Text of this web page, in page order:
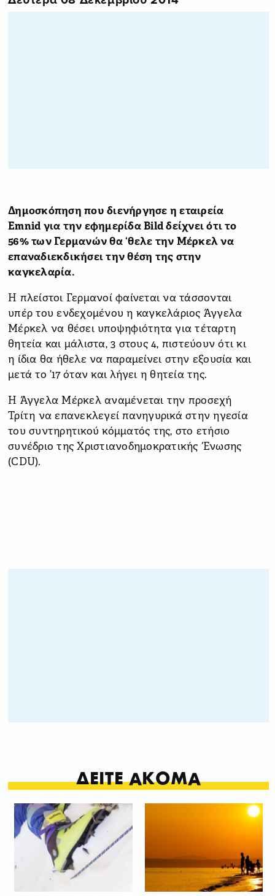
Δημοσκόπηση που διενήργησε η εταιρεία
Emnid για την εφημερίδα Bild δείχνει ότι το
56% των Γερμανών θα ‘θελε την Μέρκελ να
επαναδιεκδικήσει την θέση της στην
καγκελαρία.
Η πλείστοι Γερμανοί φαίνεται να τάσσονται
υπέρ του ενδεχομένου η καγκελάριος Άγγελα
Μέρκελ να θέσει υποψηφιότητα για τέταρτη
θητεία και μάλιστα, 3 στους 4, πιστεύουν ότι κι
η ίδια θα ήθελε να παραμείνει στην εξουσία και
μετά το ’17 όταν και λήγει η θητεία της.
Η Άγγελα Μέρκελ αναμένεται την προσεχή
Τρίτη να επανεκλεγεί πανηγυρικά στην ηγεσία
του συντηρητικού κόμματός της, στο ετήσιο
συνέδριο της Χριστιανοδημοκρατικής Ένωσης
(CDU).
ΔΕΙΤΕ ΑΚΟΜΑ